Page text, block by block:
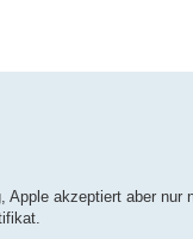
akzeptiert aber nur